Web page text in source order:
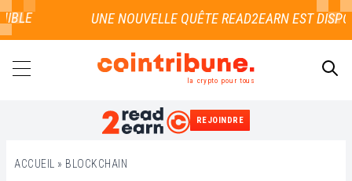
la crypto pour tous
REJOINDRE
ACCUEIL » BLOCKCHAIN